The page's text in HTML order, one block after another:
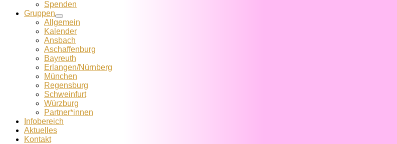
Spenden
Gruppen
Allgemein
Kalender
Ansbach
Aschaffenburg
Bayreuth
Erlangen/Nürnberg
München
Regensburg
Schweinfurt
Würzburg
Partner*innen
Infobereich
Aktuelles
Kontakt